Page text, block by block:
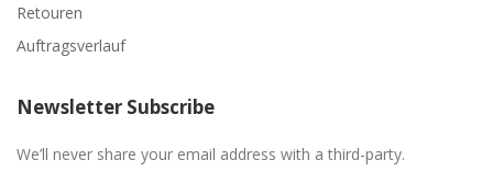
Retouren
Auftragsverlauf
Newsletter Subscribe
We’ll never share your email address with a third-party.